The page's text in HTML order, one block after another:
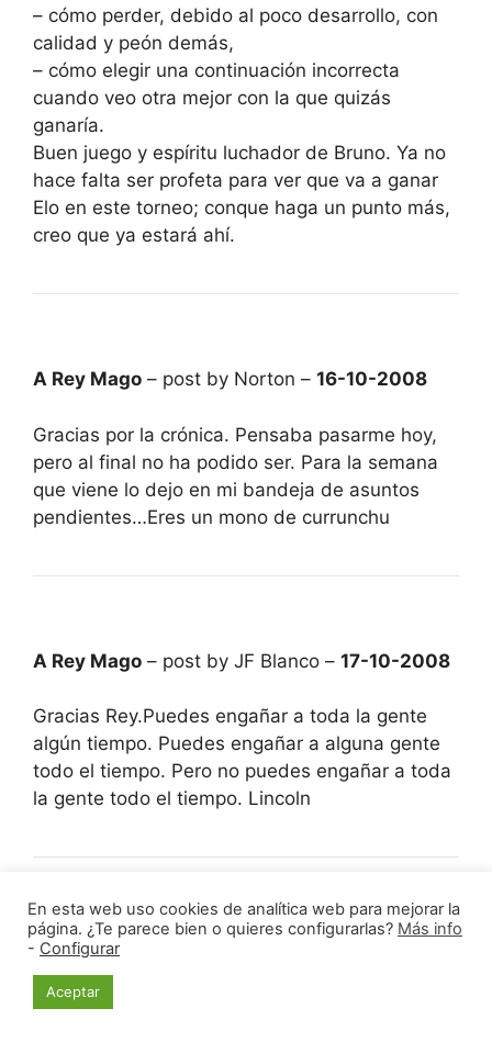
– cómo perder, debido al poco desarrollo, con
calidad y peón demás,
– cómo elegir una continuación incorrecta
cuando veo otra mejor con la que quizás
ganaría.
Buen juego y espíritu luchador de Bruno. Ya no
hace falta ser profeta para ver que va a ganar
Elo en este torneo; conque haga un punto más,
creo que ya estará ahí.
A Rey Mago – post by Norton – 16-10-2008
Gracias por la crónica. Pensaba pasarme hoy,
pero al final no ha podido ser. Para la semana
que viene lo dejo en mi bandeja de asuntos
pendientes…Eres un mono de currunchu
A Rey Mago – post by JF Blanco – 17-10-2008
Gracias Rey.Puedes engañar a toda la gente
algún tiempo. Puedes engañar a alguna gente
todo el tiempo. Pero no puedes engañar a toda
la gente todo el tiempo. Lincoln
La 5ª– post by Rey Mago – 17-10-2008
No sé si a alguien le puede interesar esto
En esta web uso cookies de analítica web para mejorar la
página. ¿Te parece bien o quieres configurarlas? Más info
- Configurar
Aceptar